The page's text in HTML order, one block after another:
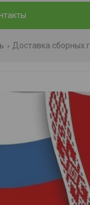
Доставка сборных